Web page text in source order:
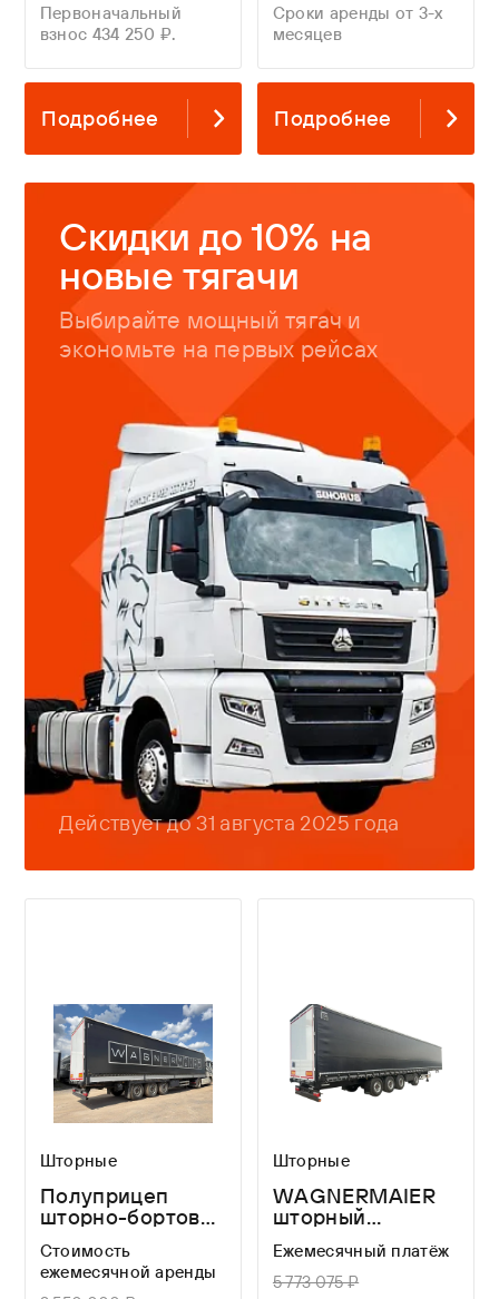
Первоначальный
взнос 434 250 ₽.
Подробнее
Сроки аренды от 3-х
месяцев
Подробнее
Шторные
Полуприцеп
шторно-бортовой
CRS3 FOR A
LONG TIME
Стоимость
ежемесячной аренды
Шторные
WAGNERMAIER
шторный
16,8 метров
Ежемесячный платёж
5 773 075 ₽
Скидки до 10% на
новые тягачи
Выбирайте мощный тягач и
экономьте на первых рейсах
Действует до 31 августа 2025 года